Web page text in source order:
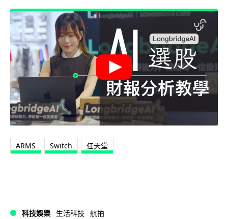
ARMS Switch 任天堂
科技娛樂 生活科技 航拍